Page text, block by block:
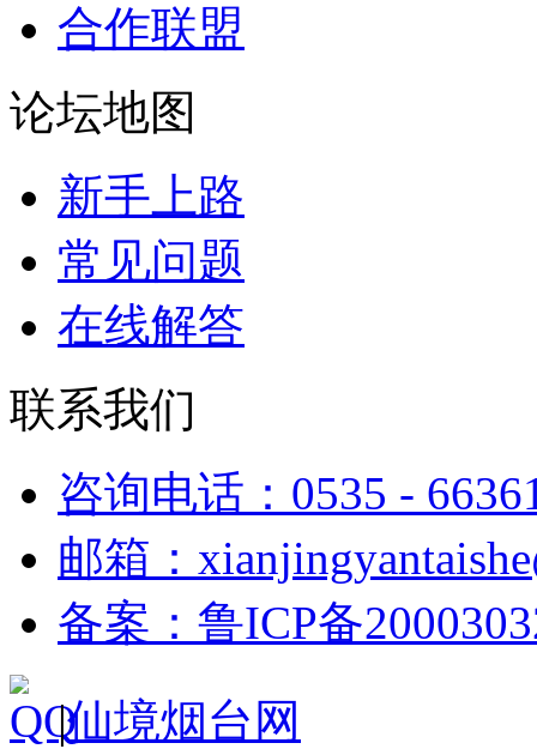
合作联盟
论坛地图
新手上路
常见问题
在线解答
联系我们
咨询电话：0535 -
邮箱：
备案：鲁ICP备
|仙境烟台网